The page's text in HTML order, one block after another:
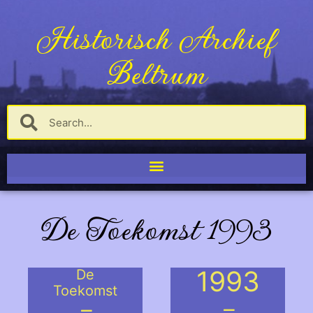
Historisch Archief
Beltrum
De Toekomst 1993
De
Toekomst
1993